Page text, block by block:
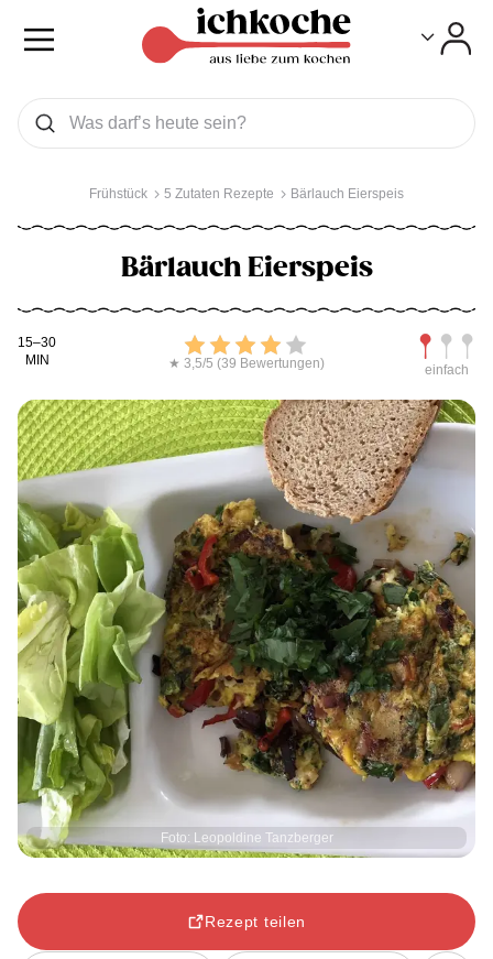
Was wollen Sie suchen
Suchen
Frühstück 5 Zutaten Rezepte Bärlauch Eierspeis
Bärlauch Eierspeis
Kochdauer
15–30
MIN
Bewerten
★ 3,5/5 (39 Bewertungen) einfach
Foto: Leopoldine Tanzberger
Rezept teilen